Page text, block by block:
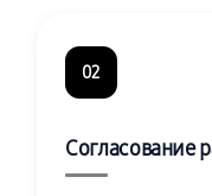
02
Согласование